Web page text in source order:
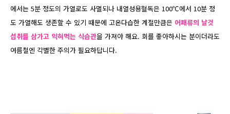
에서는 5분 정도의 가열로도 사멸되나 내열성용혈독은 100℃에서 10분 정
도 가열해도 생존할 수 있기 때문에 고온다습한 계절만큼은 어패류의 날것
섭취를 삼가고 익혀먹는 식습관을 가져야 해요. 회를 좋아하시는 분이더라도
여름철엔 각별한 주의가 필요하답니다.